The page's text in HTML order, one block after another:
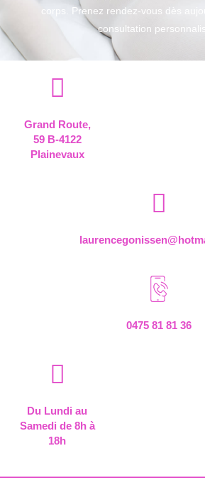
corps. Prenez rendez-vous dès
consultation
Grand Route,
59 B-4122
Plainevaux
0475 81 81 36
Du Lundi au
Samedi de 8h à
18h